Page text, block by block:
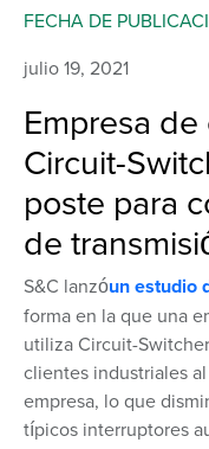
Empresa
Circuit-
poste para
de
S&C lanzóun estudio
forma en la que una
utiliza Circuit-
clientes industriales
empresa, lo que
típicos interruptores
FECHA DE
julio 19, 2021